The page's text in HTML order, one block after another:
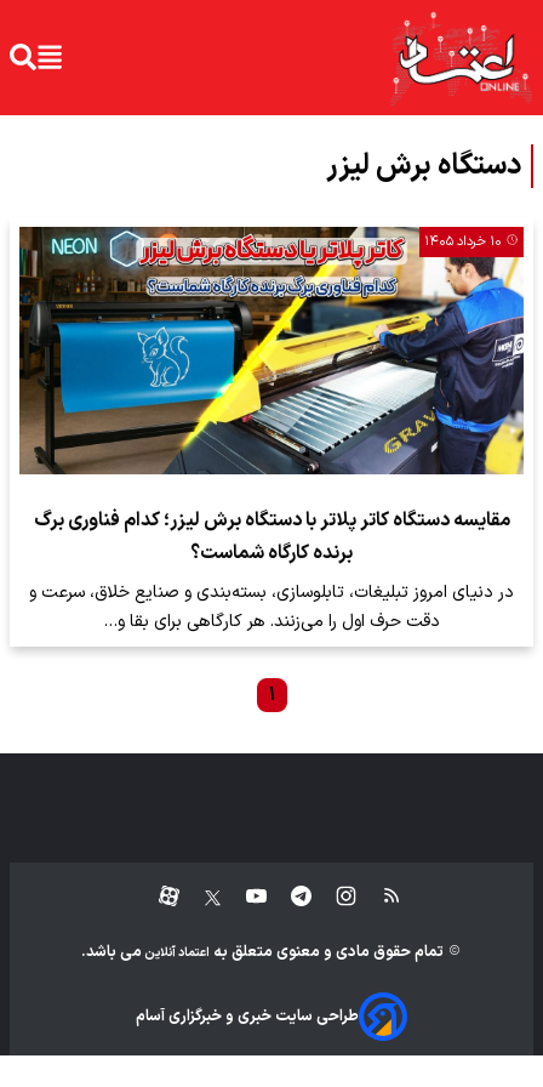
دستگاه برش لیزر
۱۰ خرداد ۱۴۰۵
مقایسه دستگاه کاتر پلاتر با دستگاه برش لیزر؛ کدام فناوری برگ
برنده کارگاه شماست؟
در دنیای امروز تبلیغات، تابلوسازی، بسته‌بندی و صنایع خلاق، سرعت و
دقت حرف اول را می‌زنند. هر کارگاهی برای بقا و…
۱
تمام حقوق مادی و معنوی متعلق به اعتماد آنلاین می باشد.
طراحی سایت خبری و خبرگزاری آسام